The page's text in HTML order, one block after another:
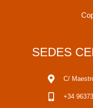
SEDES
C/
+34